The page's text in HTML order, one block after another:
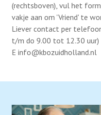
(rechtsboven), vul het
vakje aan om 'Vriend' te
Liever contact per
t/m do 9.00 tot 12.30 uur)
E info@kbozuidholland.nl